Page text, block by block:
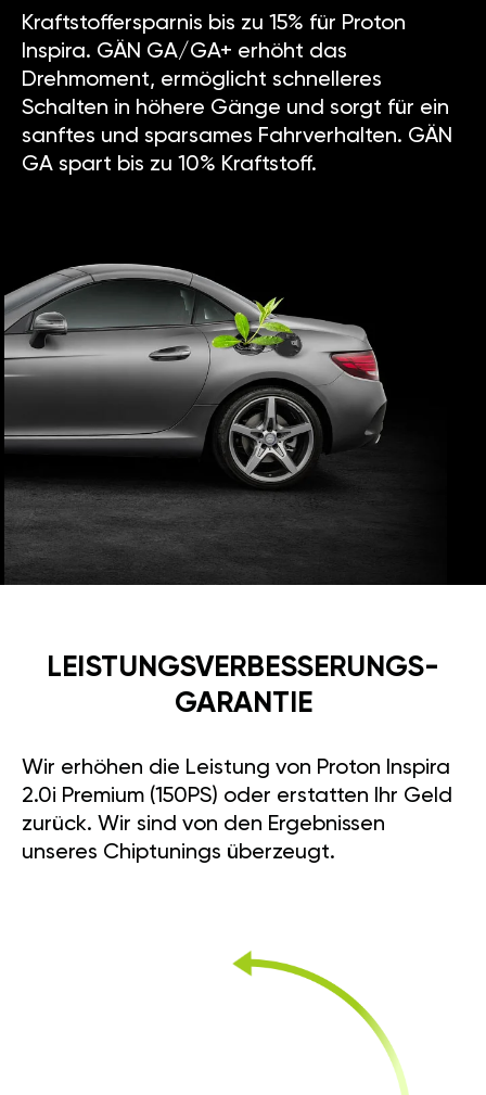
Kraftstoffersparnis bis zu 15% für Proton
Inspira. GÄN GA/GA+ erhöht das
Drehmoment, ermöglicht schnelleres
Schalten in höhere Gänge und sorgt für ein
sanftes und sparsames Fahrverhalten. GÄN
GA spart bis zu 10% Kraftstoff.
LEISTUNGSVERBESSE­RUNGS­
GARANTIE
Wir erhöhen die Leistung von Proton Inspira
2.0i Premium (150PS) oder erstatten Ihr Geld
zurück. Wir sind von den Ergebnissen
unseres Chiptunings überzeugt.